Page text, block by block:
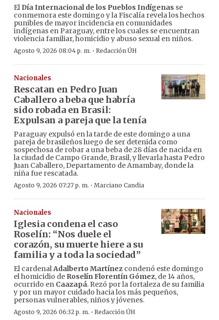
El Día Internacional de los Pueblos Indígenas se
conmemora este domingo y la Fiscalía revela los hechos
punibles de mayor incidencia en comunidades
indígenas en Paraguay, entre los cuales se encuentran
violencia familiar, homicidio y abuso sexual en niños.
Agosto 9, 2026 08:04 p. m. · Redacción ÚH
Nacionales
Rescatan en Pedro Juan
Caballero a beba que habría
sido robada en Brasil:
Expulsan a pareja que la tenía
Paraguay expulsó en la tarde de este domingo a una
pareja de brasileños luego de ser detenida como
sospechosa de robar a una beba de 28 días de nacida en
la ciudad de Campo Grande, Brasil, y llevarla hasta Pedro
Juan Caballero, Departamento de Amambay, donde la
niña fue rescatada.
Agosto 9, 2026 07:27 p. m. · Marciano Candia
Nacionales
Iglesia condena el caso
Roselín: “Nos duele el
corazón, su muerte hiere a su
familia y a toda la sociedad”
El cardenalAdalberto Martínez condenó este domingo
el homicidio de Roselín Florentín Gómez, de 14 años,
ocurrido en Caazapá. Rezó por la fortaleza de su familia
y por un mayor cuidado hacia los más pequeños,
personas vulnerables, niños y jóvenes.
Agosto 9, 2026 06:32 p. m. · Redacción ÚH